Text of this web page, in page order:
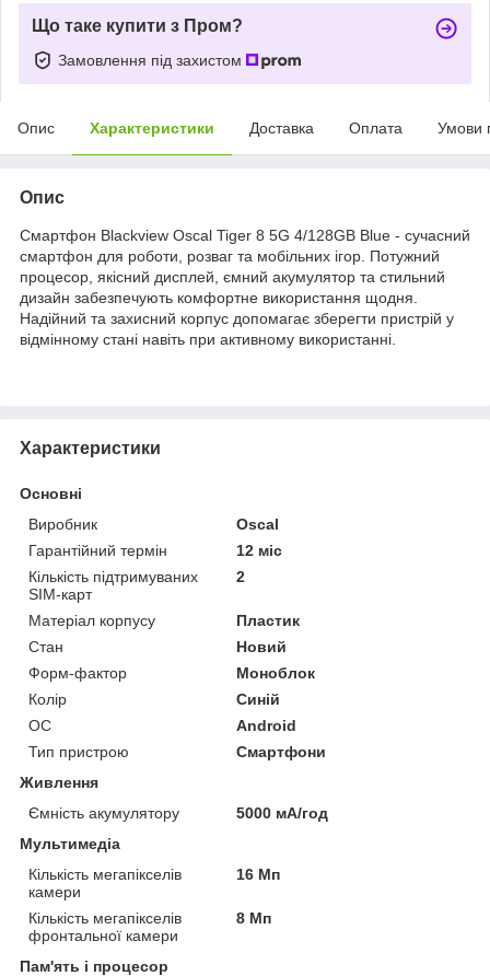
Що таке купити з Пром?
Замовлення під захистом
Опис Характеристики Доставка Оплата Умови
Опис
Смартфон Blackview Oscal Tiger 8 5G 4/128GB Blue - сучасний
смартфон для роботи, розваг та мобільних ігор. Потужний
процесор, якісний дисплей, ємний акумулятор та стильний
дизайн забезпечують комфортне використання щодня.
Надійний та захисний корпус допомагає зберегти пристрій у
відмінному стані навіть при активному використанні.
Характеристики
Основні
Виробник
Oscal
Гарантійний термін
12 міс
Кількість підтримуваних
SIM-карт
2
Матеріал корпусу
Пластик
Стан
Новий
Форм-фактор
Моноблок
Колір
Синій
ОС
Android
Тип пристрою
Смартфони
Живлення
Ємність акумулятору
5000 мА/год
Мультимедіа
Кількість мегапікселів
камери
16 Мп
Кількість мегапікселів
фронтальної камери
8 Мп
Пам'ять і процесор